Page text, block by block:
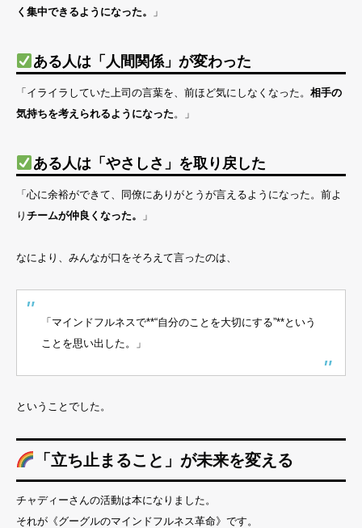
く集中できるようになった。
」
ある人は「人間関係」が変わった
「イライラしていた上司の言葉を、前ほど気にしなくなった。 相手の
気持ちを考えられるようになった 。」
ある人は「やさしさ」を取り戻した
「心に余裕ができて、同僚にありがとうが言えるようになった。前よ
り チームが仲良くなった。 」
なにより、みんなが口をそろえて言ったのは、
「マインドフルネスで**“自分のことを大切にする”**という
ことを思い出した。」
ということでした。
「立ち止まること」が未来を変える
チャディーさんの活動は本になりました。
それが《グーグルのマインドフルネス革命》です。